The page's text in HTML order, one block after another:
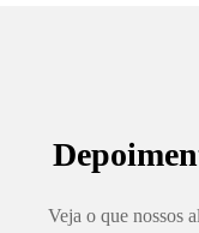
Veja o que nossos